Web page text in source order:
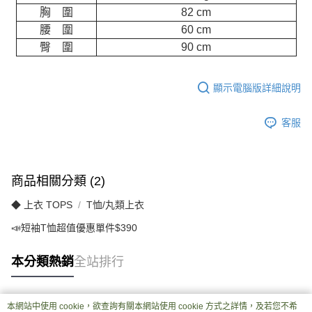
胸 圍
82 cm
腰 圍
60 cm
臀 圍
90 cm
顯示電腦版詳細說明
客服
商品相關分類 (2)
◆ 上衣 TOPS T恤/丸類上衣
📣短袖T恤超值優惠單件$390
本分類熱銷全站排行
本網站中使用 cookie，欲查詢有關本網站使用 cookie 方式之詳情，及若您不希